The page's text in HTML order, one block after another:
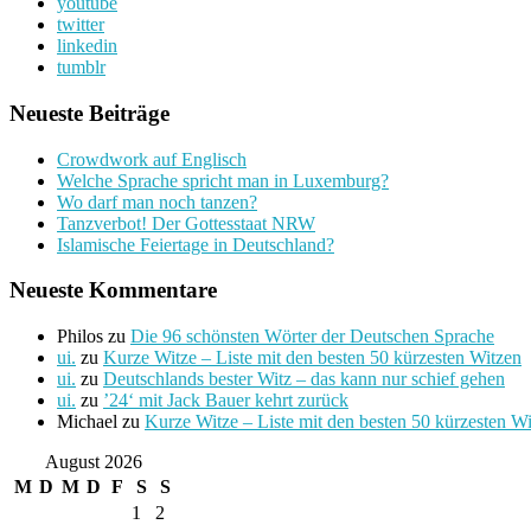
twitter
linkedin
tumblr
Neueste Beiträge
Crowdwork auf Englisch
Welche Sprache spricht man in Luxemburg?
Wo darf man noch tanzen?
Tanzverbot! Der Gottesstaat NRW
Islamische Feiertage in Deutschland?
Neueste Kommentare
Philos zu Die 96 schönsten Wörter der Deutschen Sprache
ui. zu Kurze Witze – Liste mit den besten 50 kürzesten Witzen
ui. zu Deutschlands bester Witz – das kann nur schief gehen
ui. zu ’24‘ mit Jack Bauer kehrt zurück
Michael zu Kurze Witze – Liste mit den besten 50 kürzesten
August 2026
M D M D F S
S
1
2